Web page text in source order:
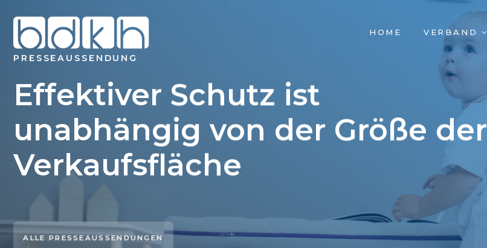
NAVIGATION
ÜBERSPRINGEN
HOME VERBAND
PRESSEAUSSENDUNG
Effektiver Schutz ist
unabhängig von der Größe der
Verkaufsfläche
ALLE PRESSEAUSSENDUNGEN